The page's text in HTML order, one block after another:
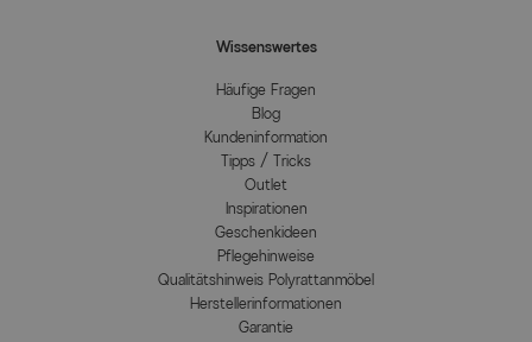
Wissenswertes
Häufige Fragen
Blog
Kundeninformation
Tipps / Tricks
Outlet
Inspirationen
Geschenkideen
Pflegehinweise
Qualitätshinweis Polyrattanmöbel
Herstellerinformationen
Garantie